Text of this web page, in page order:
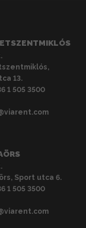
13.
1 505 3500
Sport utca 6.
1 505 3500